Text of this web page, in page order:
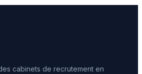
cabinets de recrutement en